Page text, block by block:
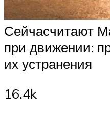
Сейчасчитают
при движении:
их устранения
16.4k